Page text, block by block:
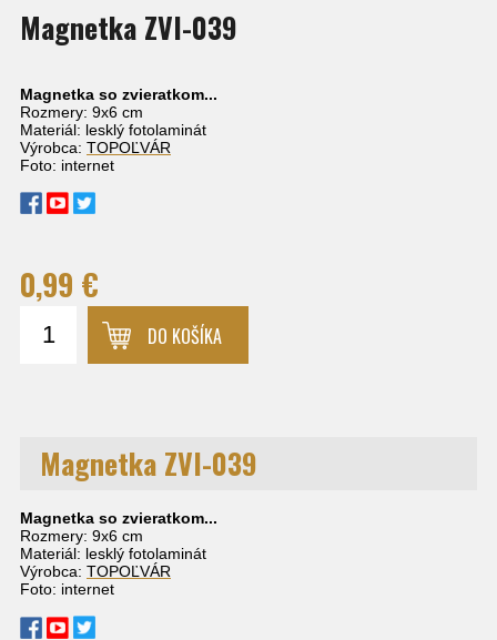
Magnetka ZVI-039
Magnetka so zvieratkom...
Rozmery: 9x6 cm
Materiál: lesklý fotolaminát
Výrobca: TOPOĽVÁR
Foto: internet
0,99 €
DO KOŠÍKA
Magnetka ZVI-039
Magnetka so zvieratkom...
Rozmery: 9x6 cm
Materiál: lesklý fotolaminát
Výrobca: TOPOĽVÁR
Foto: internet